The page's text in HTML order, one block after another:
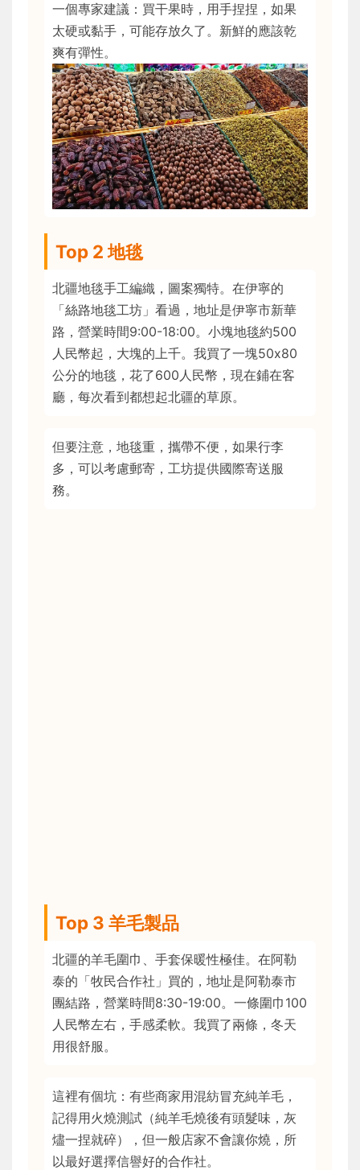
一個專家建議：買干果時，用手捏捏，如果
太硬或黏手，可能存放久了。新鮮的應該乾
爽有彈性。
Top 2 地毯
北疆地毯手工編織，圖案獨特。在伊寧的
「絲路地毯工坊」看過，地址是伊寧市新華
路，營業時間9:00-18:00。小塊地毯約500
人民幣起，大塊的上千。我買了一塊50x80
公分的地毯，花了600人民幣，現在鋪在客
廳，每次看到都想起北疆的草原。
但要注意，地毯重，攜帶不便，如果行李
多，可以考慮郵寄，工坊提供國際寄送服
務。
Top 3 羊毛製品
北疆的羊毛圍巾、手套保暖性極佳。在阿勒
泰的「牧民合作社」買的，地址是阿勒泰市
團結路，營業時間8:30-19:00。一條圍巾100
人民幣左右，手感柔軟。我買了兩條，冬天
用很舒服。
這裡有個坑：有些商家用混紡冒充純羊毛，
記得用火燒測試（純羊毛燒後有頭髮味，灰
燼一捏就碎），但一般店家不會讓你燒，所
以最好選擇信譽好的合作社。